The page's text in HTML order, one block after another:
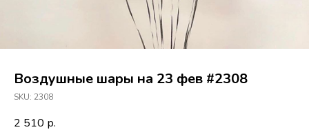
Воздушные шары на 23 фев #2308
SKU: 2308
2 510 р.